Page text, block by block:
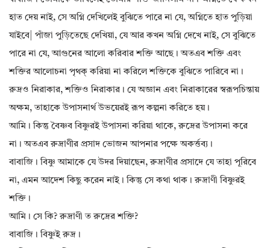
হাত দেয় নাই, সে অগ্নি দেখিলেই বুঝিতে পারে না যে, অগ্নিতে হাত পুড়িয়া
যাইবে| পাঁজা পুড়িতেছে দেখিয়া, যে আর কখন অগ্নি দেখে নাই, সে বুঝিতে
পারে না যে, আগুনের আলো করিবার শক্তি আছে। অতএব শক্তি এবং
শক্তির আলোচনা পৃথক্ করিয়া না করিলে শক্তিকে বুঝিতে পারিবে না।
রুদ্রও নিরাকার, শক্তিও নিরাকার। যে অজ্ঞান এবং নিরাকারের স্বরূপচিন্তায়
অক্ষম, তাহাকে উপাসনার্থ উভয়েরই রূপ কল্পনা করিতে হয়।
আমি। কিন্তু বৈষ্ণব বিষ্ণুরই উপাসনা করিয়া থাকে, রুদ্রের উপাসনা করে
না। অতএব রুদ্রাণীর প্রসাদ ভোজন আপনার পক্ষে অকর্ত্তব্য।
বাবাজি। বিষ্ণু আমাকে যে উদর দিয়াছেন, রুদ্রাণীর প্রসাদে যে তাহা পূরিবে
না, এমন আদেশ কিছু করেন নাই। কিন্তু সে কথা থাক। রুদ্রাণী বিষ্ণুরই
শক্তি।
আমি। সে কি? রুদ্রাণী ত রুদ্রের শক্তি?
বাবাজি। বিষ্ণুই রুদ্র।